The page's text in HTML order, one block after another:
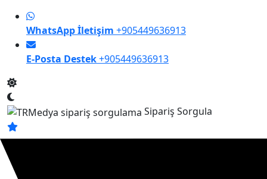
WhatsApp İletişim +905449636913
E-Posta Destek+905449636913
Sipariş Sorgula